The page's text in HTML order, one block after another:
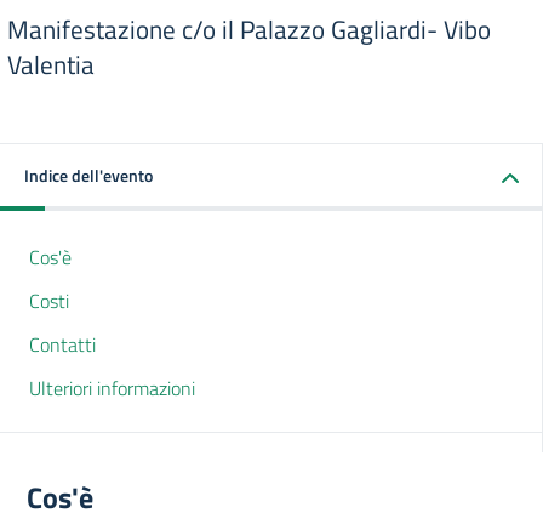
Manifestazione c/o il Palazzo Gagliardi- Vibo
Valentia
Indice dell'evento
Cos'è
Costi
Contatti
Ulteriori informazioni
Cos'è